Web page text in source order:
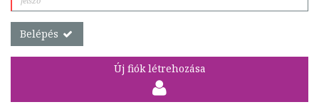
Belépés
Új fiók létrehozása